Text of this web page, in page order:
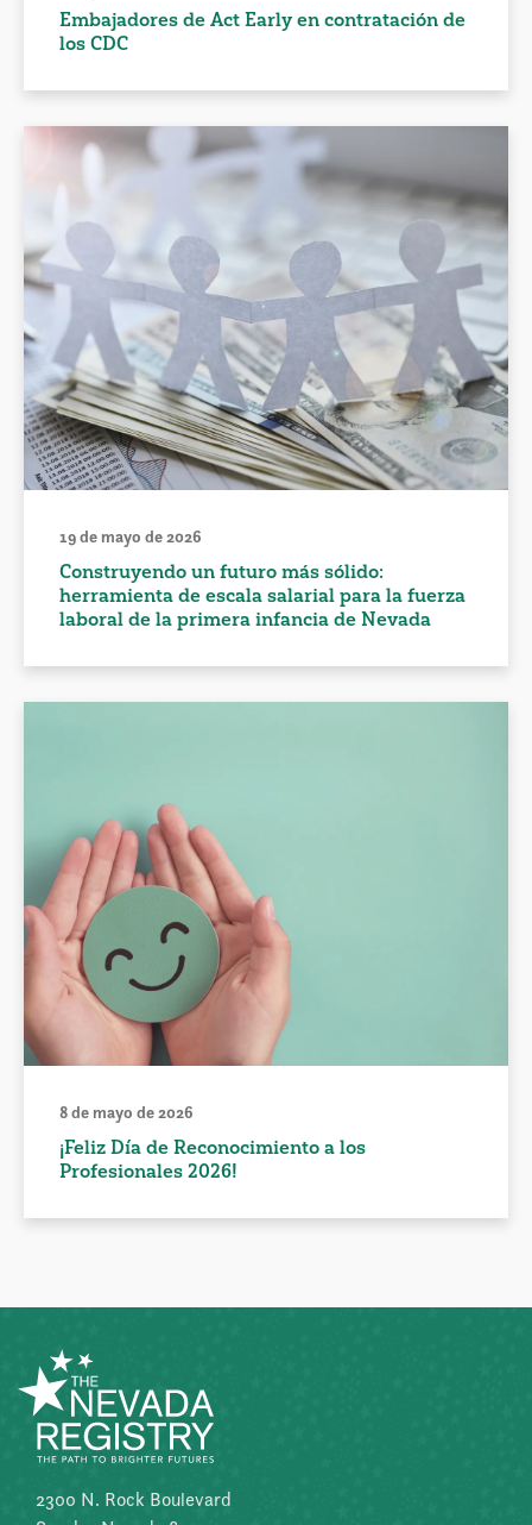
Embajadores de Act Early en contratación de
los CDC
19 de mayo de 2026
Construyendo un futuro más sólido:
herramienta de escala salarial para la fuerza
laboral de la primera infancia de Nevada
8 de mayo de 2026
¡Feliz Día de Reconocimiento a los
Profesionales 2026!
2300 N. Rock Boulevard